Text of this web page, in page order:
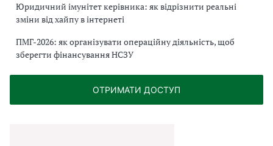
Юридичний імунітет керівника: як відрізнити реальні
зміни від хайпу в інтернеті
ПМГ-2026: як організувати операційну діяльність, щоб
зберегти фінансування НСЗУ
ОТРИМАТИ ДОСТУП